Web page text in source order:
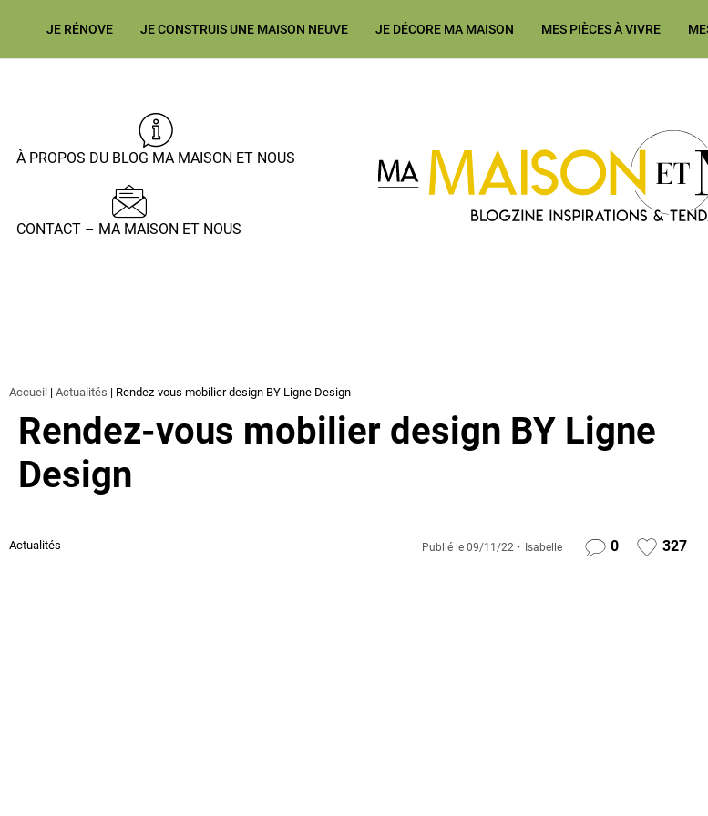
JE RÉNOVE JE CONSTRUIS UNE MAISON NEUVE JE DÉCORE MA MAISON MES PIÈCES À VIVRE
Ma Maison
À PROPOS DU BLOG MA MAISON ET NOUS
CONTACT – MA MAISON ET NOUS
Accueil | Actualités | Rendez-vous mobilier design BY Ligne Design
Rendez-vous mobilier design BY Ligne
Design
Actualités Publié le 09/11/22 Isabelle 0 327